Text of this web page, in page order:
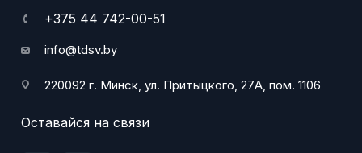
+375 44 742-00-51
info@tdsv.by
220092 г. Минск, ул. Притыцкого, 27А, пом. 1106
Оставайся на связи